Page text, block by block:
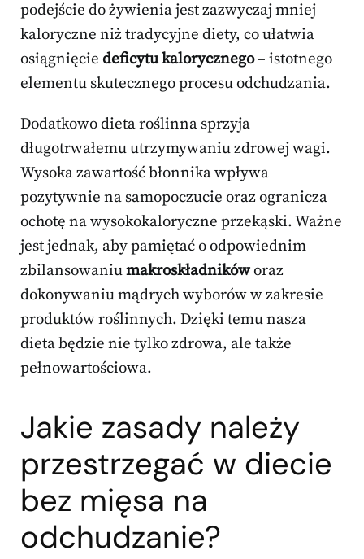
podejście do żywienia jest zazwyczaj mniej
kaloryczne niż tradycyjne diety, co ułatwia
osiągnięcie deficytu kalorycznego– istotnego
elementu skutecznego procesu odchudzania.
Dodatkowo dieta roślinna sprzyja
długotrwałemu utrzymywaniu zdrowej wagi.
Wysoka zawartość błonnika wpływa
pozytywnie na samopoczucie oraz ogranicza
ochotę na wysokokaloryczne przekąski. Ważne
jest jednak, aby pamiętać o odpowiednim
zbilansowaniumakroskładnikóworaz
dokonywaniu mądrych wyborów w zakresie
produktów roślinnych. Dzięki temu nasza
dieta będzie nie tylko zdrowa, ale także
pełnowartościowa.
Jakie zasady należy
przestrzegać w diecie
bez mięsa na
odchudzanie?